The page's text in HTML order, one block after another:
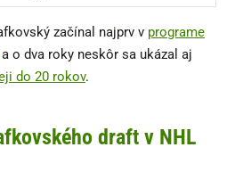
začínal najprv v programe
a o dva roky neskôr sa ukázal aj
do 20 rokov.
draft v NHL